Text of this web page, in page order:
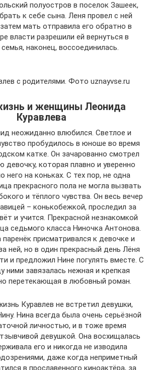
полуостров в поселок Зашеек,
к себе сына. Леня провел с ней
мать отправила его обратно в
власти разрешили ей вернуться в
наконец, воссоединилась.
с родителями. Фото uznayvse.ru
и женщины Леонида
Куравлева
неожиданно влюбился. Светлое и
пробудилось в юноше во время
катке. Он зачарованно смотрел
девочку, которая плавно и уверенно
него на коньках. С тех пор, не одна
прекрасного пола не могла вызвать
и тёплого чувства. Он весь вечер
– конькобежкой, проследил за
и учится. Прекрасной незнакомкой
седьмого класса Ниночка Антонова.
паренёк присматривался к девочке и
ней, но в один прекрасный день Лёня
и предложил Нине погулять вместе. С
ними завязалась нежная и крепкая
перетекающая в любовный роман.
Куравлев не встретил девушки,
Нина всегда была очень серьёзной
личностью, и в тоже время
девушкой. Она восхищалась
его и никогда не изводила
даже когда неприметный
в прославенного киноактёра, за